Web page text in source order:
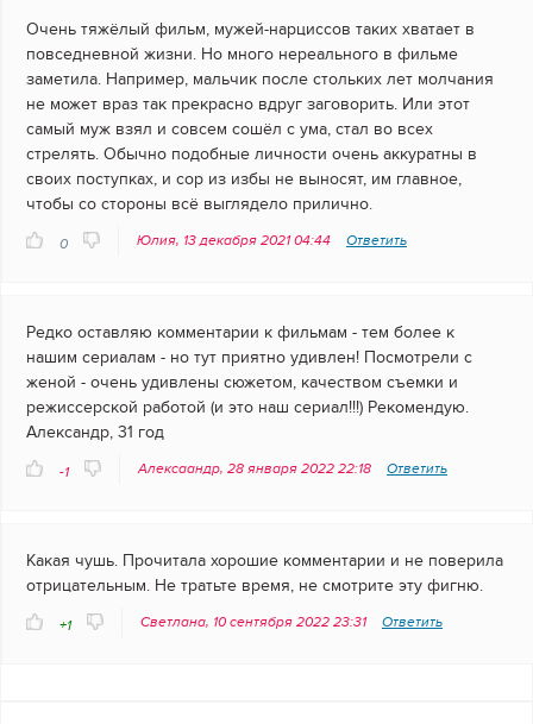
Очень тяжёлый фильм, мужей-нарциссов таких хватает в
повседневной жизни. Но много нереального в фильме
заметила. Например, мальчик после стольких лет молчания
не может враз так прекрасно вдруг заговорить. Или этот
самый муж взял и совсем сошёл с ума, стал во всех
стрелять. Обычно подобные личности очень аккуратны в
своих поступках, и сор из избы не выносят, им главное,
чтобы со стороны всё выглядело прилично.
0 Юлия, 13 декабря 2021 04:44 Ответить
Редко оставляю комментарии к фильмам - тем более к
нашим сериалам - но тут приятно удивлен! Посмотрели с
женой - очень удивлены сюжетом, качеством съемки и
режиссерской работой (и это наш сериал!!!) Рекомендую.
Александр, 31 год
-1 Алексаандр, 28 января 2022 22:18 Ответить
Какая чушь. Прочитала хорошие комментарии и не поверила
отрицательным. Не тратьте время, не смотрите эту фигню.
+1 Светлана, 10 сентября 2022 23:31 Ответить